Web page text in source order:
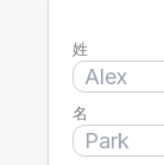
姓
名